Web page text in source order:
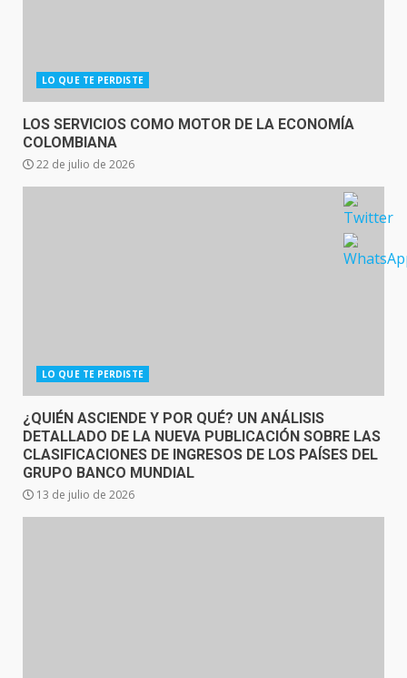
LO QUE TE PERDISTE
LOS SERVICIOS COMO MOTOR DE LA ECONOMÍA
COLOMBIANA
22 de julio de 2026
LO QUE TE PERDISTE
¿QUIÉN ASCIENDE Y POR QUÉ? UN ANÁLISIS
DETALLADO DE LA NUEVA PUBLICACIÓN SOBRE LAS
CLASIFICACIONES DE INGRESOS DE LOS PAÍSES DEL
GRUPO BANCO MUNDIAL
13 de julio de 2026